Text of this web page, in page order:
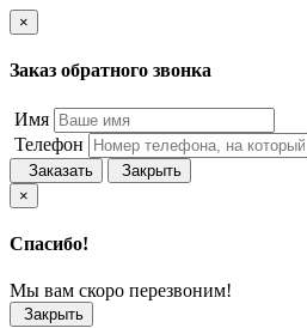
×
Заказ обратного звонка
Имя
Телефон
Заказать
Закрыть
×
Спасибо!
Мы вам скоро перезвоним!
Закрыть